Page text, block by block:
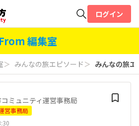
検索
ログイン
From 編集室
＞ みんなの旅エピソード ＞ みんなの旅
ミュニティ運営事務局
営事務局